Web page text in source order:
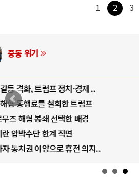
1 2 3
AI와 인간
중국 AI, 저가 공세로 글로벌 토큰 시..
AI 국부펀드 구상 놓고 미국 진보진영 ..
AI 데이터센터 반대 투쟁은 새로운 글로..
AI의 숨은 환경 비용: 데이터센터 확산..
AI는 어떻게 미국 민주주의를 잠식하고 ..